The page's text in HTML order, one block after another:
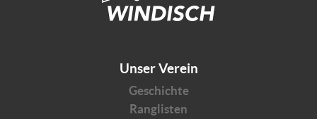
Unser Verein
Geschichte
Ranglisten